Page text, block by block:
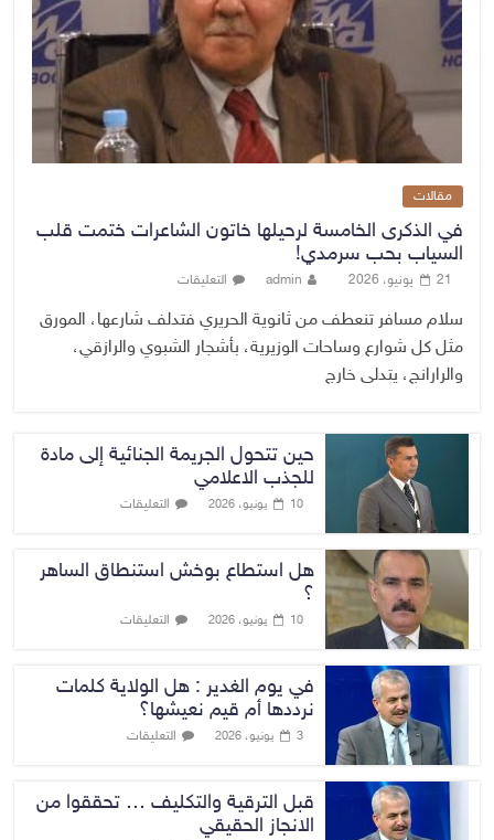
مقالات
في الذكرى الخامسة لرحيلها خاتون الشاعرات ختمت قلب
السياب بحب سرمدي!
21 يونيو، 2026 admin التعليقات
سلام مسافر تنعطف من ثانوية الحريري فتدلف شارعها، المورق
مثل كل شوارع وساحات الوزيرية، بأشجار الشبوي والرازقي،
والرارانج، يتدلى خارج
حين تتحول الجريمة الجنائية إلى مادة
للجذب الاعلامي
10 يونيو، 2026 التعليقات
هل استطاع بوخش استنطاق الساهر
؟
10 يونيو، 2026 التعليقات
في يوم الغدير : هل الولاية كلمات
نرددها أم قيم نعيشها؟
3 يونيو، 2026 التعليقات
قبل الترقية والتكليف … تحققوا من
الانجاز الحقيقي